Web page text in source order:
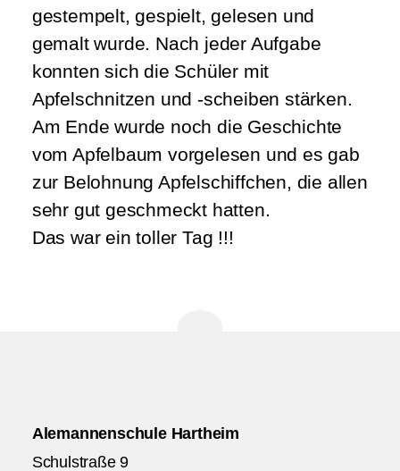
gestempelt, gespielt, gelesen und
gemalt wurde. Nach jeder Aufgabe
konnten sich die Schüler mit
Apfelschnitzen und -scheiben stärken.
Am Ende wurde noch die Geschichte
vom Apfelbaum vorgelesen und es gab
zur Belohnung Apfelschiffchen, die allen
sehr gut geschmeckt hatten.
Das war ein toller Tag !!!
Alemannenschule Hartheim
Schulstraße 9